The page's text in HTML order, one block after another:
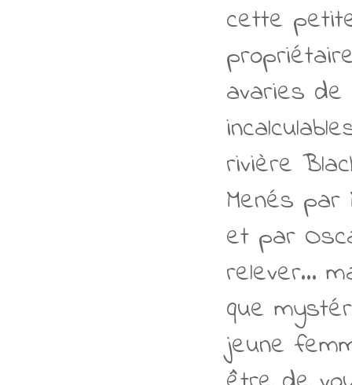
cette
avaries
rivière
Menés par
et par
relever…
que
jeune